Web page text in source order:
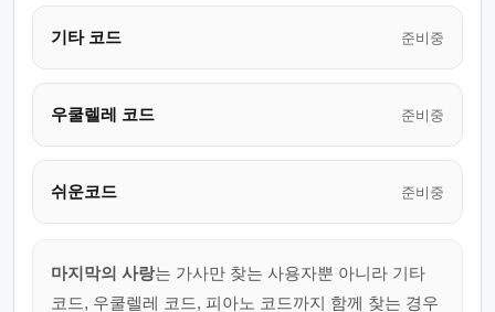
기타 코드 준비중
우쿨렐레 코드 준비중
쉬운코드 준비중
마지막의 사랑는 가사만 찾는 사용자뿐 아니라 기타
코드, 우쿨렐레 코드, 피아노 코드까지 함께 찾는 경우